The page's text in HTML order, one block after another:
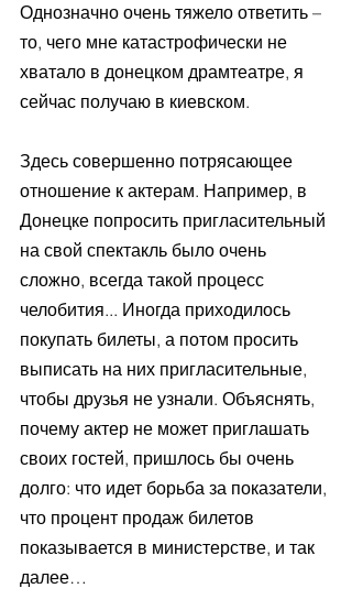
Однозначно очень тяжело ответить –
то, чего мне катастрофически не
хватало в донецком драмтеатре, я
сейчас получаю в киевском.
Здесь совершенно потрясающее
отношение к актерам. Например, в
Донецке попросить пригласительный
на свой спектакль было очень
сложно, всегда такой процесс
челобития... Иногда приходилось
покупать билеты, а потом просить
выписать на них пригласительные,
чтобы друзья не узнали. Объяснять,
почему актер не может приглашать
своих гостей, пришлось бы очень
долго: что идет борьба за показатели,
что процент продаж билетов
показывается в министерстве, и так
далее…